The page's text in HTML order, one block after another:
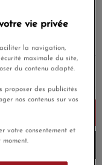
jours
vie privée
la navigation,
maximale du site,
du contenu adapté.
proposer des publicités
nos contenus sur vos
votre consentement et